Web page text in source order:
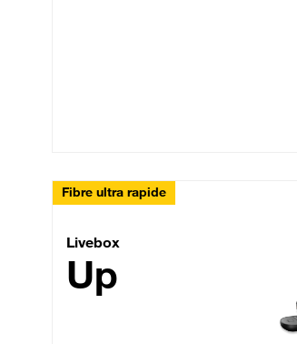
Fibre ultra rapide
Livebox Up Fibre
Livebox
Up